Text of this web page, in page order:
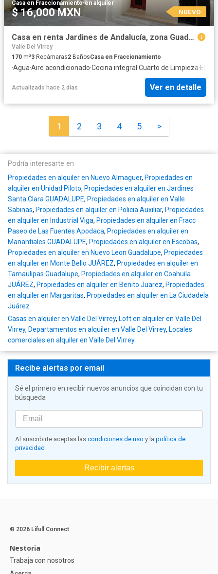
Casa en Fraccionamiento·en alquiler
$ 16,000 MXN NUEVO
Casa en renta Jardines de Andalucía, zona Guadalupe.
Valle Del Virrey
170 m²3 Recámaras2 BañosCasa en Fraccionamiento
·Agua·Aire acondicionado·Cocina integral ·Cuarto de Limpieza·
Actualizado hace 2 días Ver en detalle
1 2 3 4 5 >
Podría interesarte en
Propiedades en alquiler en Nuevo Almaguer, Propiedades en
alquiler en Unidad Piloto, Propiedades en alquiler en Jardines
Santa Clara GUADALUPE, Propiedades en alquiler en Valle
Sabinas, Propiedades en alquiler en Policia Auxiliar, Propiedades
en alquiler en Industrial Viga, Propiedades en alquiler en Fracc
Paseo de Las Fuentes Apodaca, Propiedades en alquiler en
Manantiales GUADALUPE, Propiedades en alquiler en Escobas,
Propiedades en alquiler en Nuevo Leon Guadalupe, Propiedades
en alquiler en Monte Bello JUÁREZ, Propiedades en alquiler en
Tamaulipas Guadalupe, Propiedades en alquiler en Coahuila
JUÁREZ, Propiedades en alquiler en Benito Juarez, Propiedades
en alquiler en Margaritas, Propiedades en alquiler en La Ciudadela
Juárez
Casas en alquiler en Valle Del Virrey, Loft en alquiler en Valle Del
Virrey, Departamentos en alquiler en Valle Del Virrey, Locales
comerciales en alquiler en Valle Del Virrey
Recibe alertas por email
Sé el primero en recibir nuevos anuncios que coincidan con tu
búsqueda
Al suscribirte aceptas las condiciones de uso y la política de
privacidad
Recibir alertas
© 2026 Lifull Connect
Nestoria
Trabaja con nosotros